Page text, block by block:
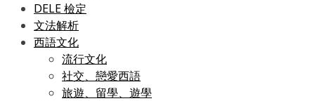
DELE 檢定
文法解析
西語文化
流行文化
社交、戀愛西語
旅遊、留學、遊學